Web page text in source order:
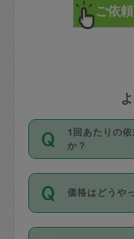
1回あたりの
か？
依頼1回につ
超えて依頼し
利用くださ
価格はどうや
11種類の価